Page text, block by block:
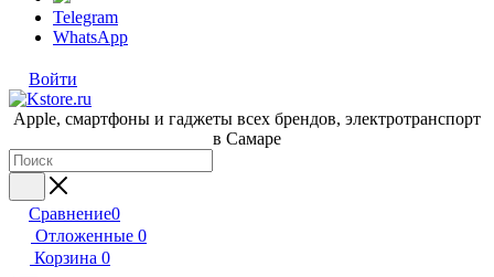
Telegram
WhatsApp
Войти
Apple, cмартфоны и гаджеты всех брендов, электротранспорт
в Самаре
Сравнение0
Отложенные 0
Корзина 0